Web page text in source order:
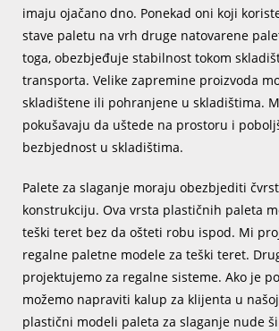
imaju ojačano dno. Ponekad oni koji
stave paletu na vrh druge natovarene
toga, obezbjeđuje stabilnost tokom
transporta. Velike zapremine proizvoda
skladištene ili pohranjene u skladištima.
pokušavaju da uštede na prostoru i
bezbjednost u skladištima.
Palete za slaganje moraju obezbjediti
konstrukciju. Ova vrsta plastičnih paleta
teški teret bez da ošteti robu ispod. Mi
regalne paletne modele za teški teret.
projektujemo za regalne sisteme. Ako je
možemo napraviti kalup za klijenta u
plastični modeli paleta za slaganje nude